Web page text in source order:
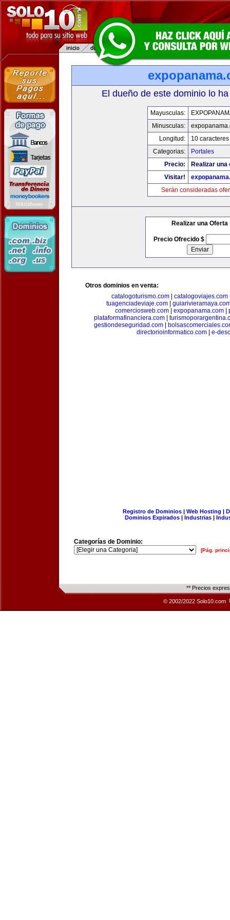
El dueño de este dominio lo
Mayusculas:
Minusculas:
Longitud:
10 caracteres
Categorias:
Portales
Precio:
Realizar una
Visitar!
Serán consideradas
Realizar una Oferta
Precio Ofrecido $
Otros dominios en venta:
catalogoturismo.com
catalogoviajes.com
tuagenciadeviaje.com|
comerciosweb.com
expopanama.com
plataformafinanciera.com
gestiondeseguridad.com
directorioinformatico.com
e-
Registro de Dominios| Web Hosting |
Dominios Expirados | Industrias |
Categorías de Dominio:
[Pág.
** Precios
© 2002/2022 Solo10.com